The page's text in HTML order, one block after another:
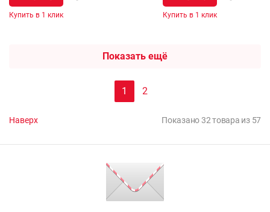
Купить в 1 клик Купить в 1 клик
Показать ещё
1 2
Наверх Показано 32 товара из 57